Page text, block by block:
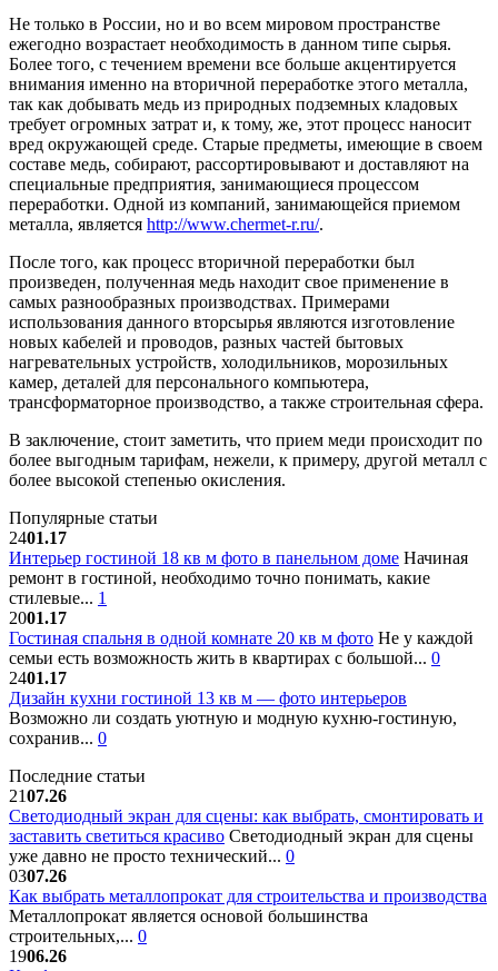
Не только в России, но и во всем мировом пространстве
ежегодно возрастает необходимость в данном типе сырья.
Более того, с течением времени все больше акцентируется
внимания именно на вторичной переработке этого металла,
так как добывать медь из природных подземных кладовых
требует огромных затрат и, к тому, же, этот процесс наносит
вред окружающей среде. Старые предметы, имеющие в своем
составе медь, собирают, рассортировывают и доставляют на
специальные предприятия, занимающиеся процессом
переработки. Одной из компаний, занимающейся приемом
металла, является http://www.chermet-r.ru/.
После того, как процесс вторичной переработки был
произведен, полученная медь находит свое применение в
самых разнообразных производствах. Примерами
использования данного вторсырья являются изготовление
новых кабелей и проводов, разных частей бытовых
нагревательных устройств, холодильников, морозильных
камер, деталей для персонального компьютера,
трансформаторное производство, а также строительная сфера.
В заключение, стоит заметить, что прием меди происходит по
более выгодным тарифам, нежели, к примеру, другой металл с
более высокой степенью окисления.
Популярные статьи
2401.17
Интерьер гостиной 18 кв м фото в панельном доме Начиная
ремонт в гостиной, необходимо точно понимать, какие
стилевые... 1
2001.17
Гостиная спальня в одной комнате 20 кв м фото Не у каждой
семьи есть возможность жить в квартирах с большой... 0
2401.17
Дизайн кухни гостиной 13 кв м — фото интерьеров
Возможно ли создать уютную и модную кухню-гостиную,
сохранив... 0
Последние статьи
2107.26
Светодиодный экран для сцены: как выбрать, смонтировать и
заставить светиться красиво Светодиодный экран для сцены
уже давно не просто технический... 0
0307.26
Как выбрать металлопрокат для строительства и производства
Металлопрокат является основой большинства
строительных,... 0
1906.26